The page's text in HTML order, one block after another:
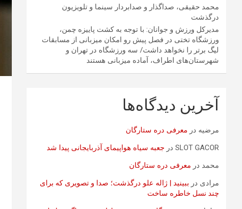
محمد حقیقی، صداگذار و صدابردار سینما و تلویزیون
درگذشت
مدیرکل ورزش و جوانان: با توجه به کشت پاییزه چمن،
ورزشگاه تختی در فصل پیش رو امکان میزبانی از مسابقات
لیگ برتر را نخواهد داشت/ سه ورزشگاه در تهران و
شهرستان‌های اطراف، آماده میزبانی هستند
آخرین دیدگاه‌ها
مرضیه در معرفی دره ستارگان
SLOT GACOR در جعبه سیاه هواپیمای آذربایجانی پیدا شد
محمد در معرفی دره ستارگان
مرادی در ببینید | ژاله علو درگذشت؛ صدا و تصویری که برای
چند نسل خاطره ساخت